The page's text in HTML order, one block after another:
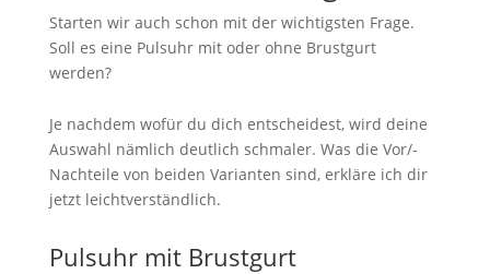
Starten wir auch schon mit der wichtigsten Frage.
Soll es eine Pulsuhr mit oder ohne Brustgurt
werden?
Je nachdem wofür du dich entscheidest, wird deine
Auswahl nämlich deutlich schmaler. Was die Vor/-
Nachteile von beiden Varianten sind, erkläre ich dir
jetzt leichtverständlich.
Pulsuhr mit Brustgurt